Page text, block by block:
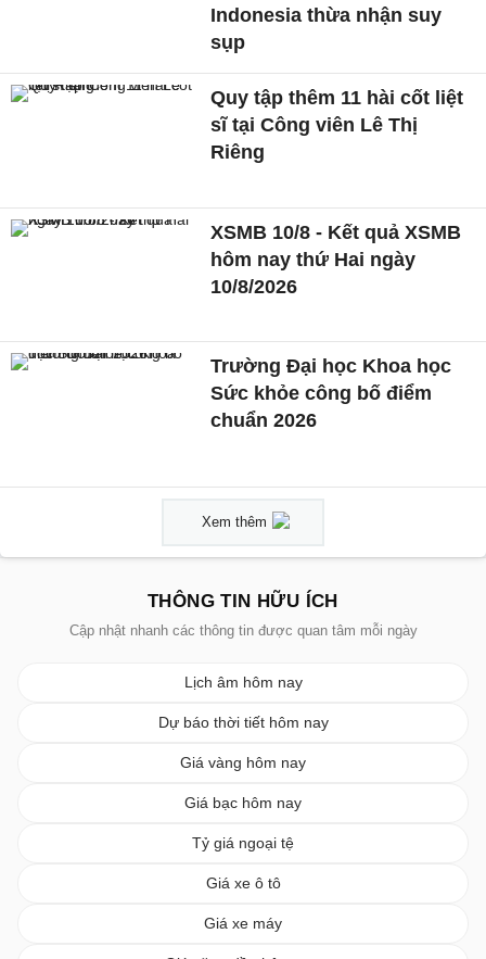
Indonesia thừa nhận suy
sụp
Quy tập thêm 11 hài cốt liệt
sĩ tại Công viên Lê Thị
Riêng
XSMB 10/8 - Kết quả XSMB
hôm nay thứ Hai ngày
10/8/2026
Trường Đại học Khoa học
Sức khỏe công bố điểm
chuẩn 2026
Xem thêm
THÔNG TIN HỮU ÍCH
Cập nhật nhanh các thông tin được quan tâm mỗi ngày
Lịch âm hôm nay
Dự báo thời tiết hôm nay
Giá vàng hôm nay
Giá bạc hôm nay
Tỷ giá ngoại tệ
Giá xe ô tô
Giá xe máy